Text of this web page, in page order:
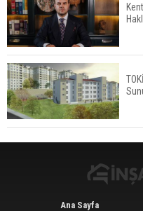
Aileden
Kiraya
Ana Sayfa